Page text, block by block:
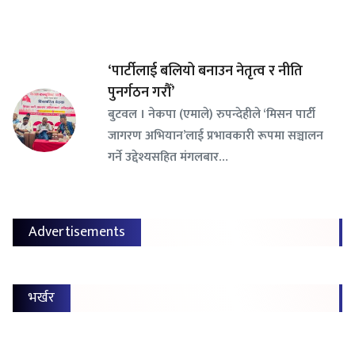
‘पार्टीलाई बलियो बनाउन नेतृत्व र नीति
पुनर्गठन गरौँ’
बुटवल । नेकपा (एमाले) रुपन्देहीले ‘मिसन पार्टी
जागरण अभियान’लाई प्रभावकारी रूपमा सञ्चालन
गर्ने उद्देश्यसहित मंगलबार…
Advertisements
भर्खर